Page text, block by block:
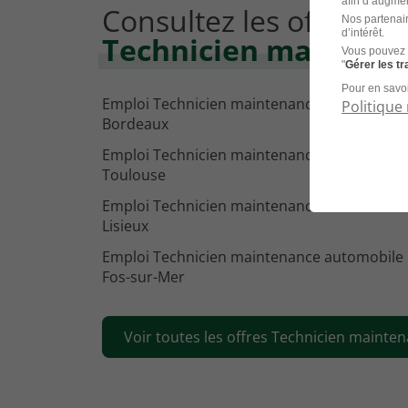
Consultez les offres
Technicien
Emploi Technicien maintenance automobile
Bordeaux
Emploi Technicien maintenance automobile
Toulouse
Emploi Technicien maintenance automobile
Lisieux
Emploi Technicien maintenance automobile
Fos-sur-Mer
Voir toutes les offres Technicien
Nos
d’intérêt.
Vous
"Gérer les
Pour en
Politique